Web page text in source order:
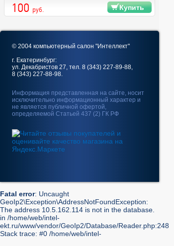
100 руб. Купить
© 2004 компьютерный салон "Интеллект"
г. Екатеринбург:
ул. Декабристов 27, тел. 8 (343) 227-89-88,
8 (343) 227-88-98.
Информация представленная на сайте, носит
исключительно информационный характер и
не является публичной офертой,
определяемой Статьей 437 (2) ГК РФ
Fatal error: Uncaught
GeoIp2\Exception\AddressNotFoundException:
The address 10.5.162.114 is not in the database.
in /home/web/intel-
ekt.ru/www/vendor/GeoIp2/Database/Reader.php:248
Stack trace: #0 /home/web/intel-